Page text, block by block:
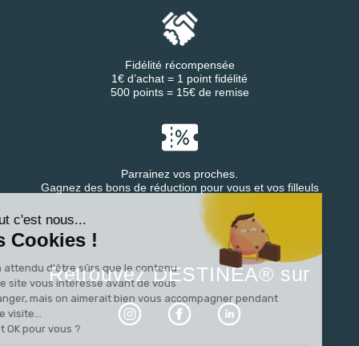
Continuer sans accepter
Salut c'est nous...
les Cookies !
On a attendu d'être sûrs que le contenu
de ce site vous intéresse avant de vous
déranger, mais on aimerait bien vous accompagner pendant
votre visite...
C'est OK pour vous ?
Fidélité récompensée
1€ d’achat = 1 point fidélité
500 points = 15€ de remise
Parrainez vos proches.
Gagnez des bons de réduction pour vous et vos filleuls
Retrouvez DESTINEA® sur